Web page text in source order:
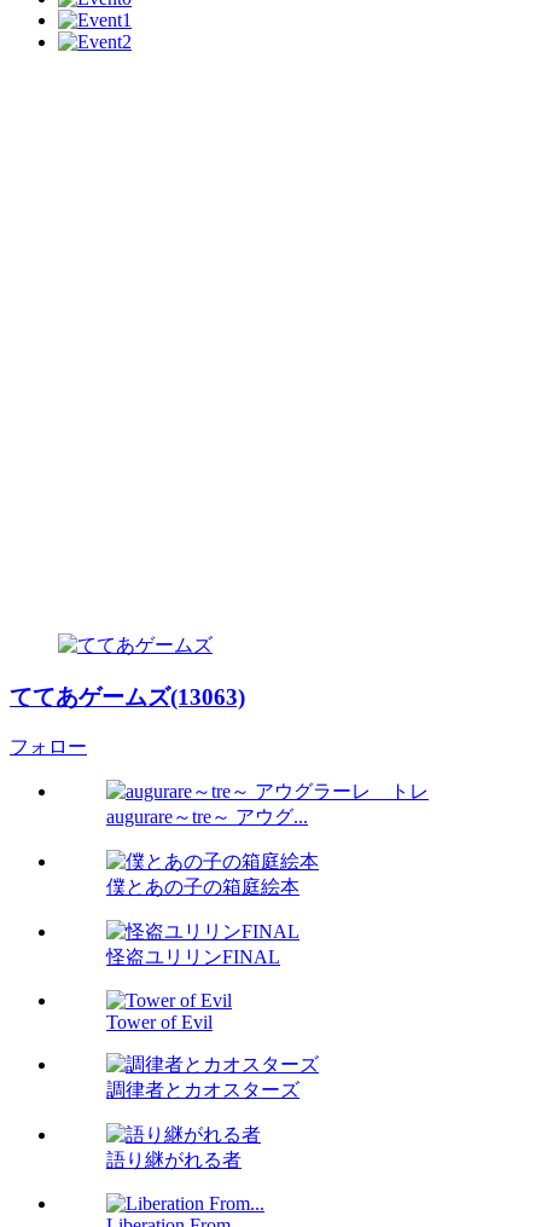
ててあゲームズ(13063)
フォロー
augurare～tre～ アウグ...
僕とあの子の箱庭絵本
怪盗ユリリンFINAL
Tower of Evil
調律者とカオスターズ
語り継がれる者